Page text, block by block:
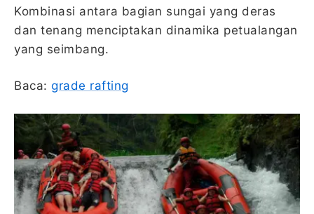
Kombinasi antara bagian sungai yang deras
dan tenang menciptakan dinamika petualangan
yang seimbang.
Baca: grade rafting